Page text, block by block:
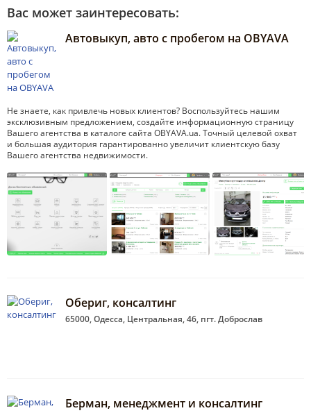
Вас может заинтересовать:
Автовыкуп, авто с пробегом на OBYAVA
Не знаете, как привлечь новых клиентов? Воспользуйтесь нашим
эксклюзивным предложением, создайте информационную страницу
Вашего агентства в каталоге сайта OBYAVA.ua. Точный целевой охват
и большая аудитория гарантированно увеличит клиентскую базу
Вашего агентства недвижимости.
Обериг, консалтинг
65000, Одесса, Центральная, 46, пгт. Доброслав
Берман, менеджмент и консалтинг